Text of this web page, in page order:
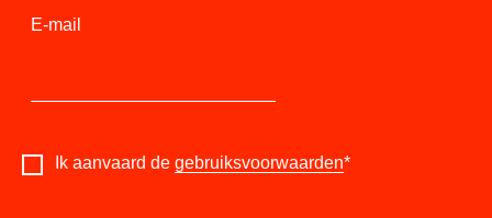
E-mail
Ik aanvaard de gebruiksvoorwaarden*